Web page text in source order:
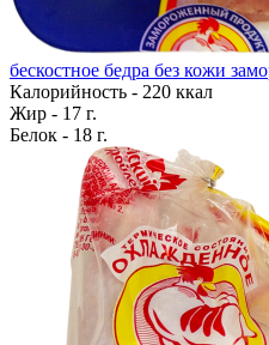
бескостное бедра без кожи
Калорийность - 220 ккал
Жир - 17 г.
Белок - 18 г.